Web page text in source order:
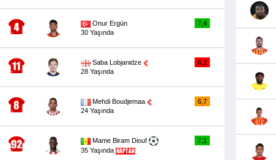
Onur Ergün
30 Yaşında
7,4
Saba Lobjanidze
28 Yaşında
6,2
Mehdi Boudjemaa
24 Yaşında
6,7
Mame Biram Diouf
35 Yaşında
7,1